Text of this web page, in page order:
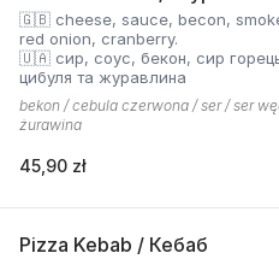
🇬🇧 cheese, sauce, becon,
red onion, cranberry.
🇺🇦 сир, соус, бекон, сир
цибуля та журавлина
bekon / cebula czerwona / ser / ser
żurawina
45,90 zł
Pizza Kebab / Кебаб